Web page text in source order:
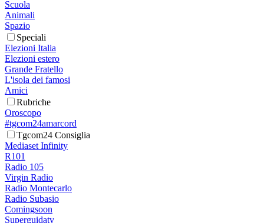
Scuola
Animali
Spazio
Speciali
Elezioni Italia
Elezioni estero
Grande Fratello
L'isola dei famosi
Amici
Rubriche
Oroscopo
#tgcom24amarcord
Tgcom24 Consiglia
Mediaset Infinity
R101
Radio 105
Virgin Radio
Radio Montecarlo
Radio Subasio
Comingsoon
Superguidatv